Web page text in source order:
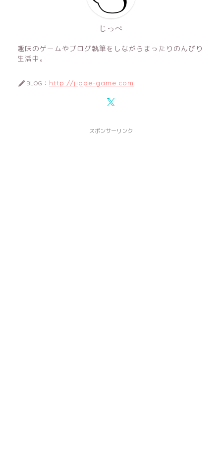
じっぺ
趣味のゲームやブログ執筆をしながらまったりのんびり
生活中。
BLOG： http://jippe-game.com
スポンサーリンク